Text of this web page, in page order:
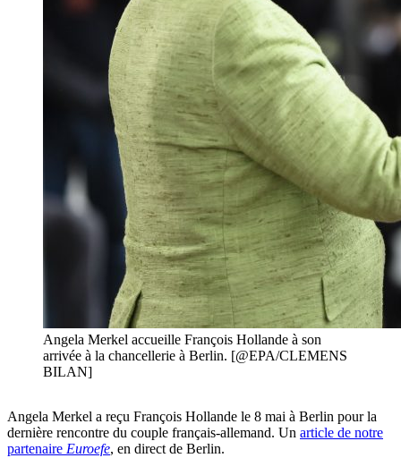
Angela Merkel accueille François Hollande à son
arrivée à la chancellerie à Berlin. [@EPA/CLEMENS
BILAN]
Angela Merkel a reçu François Hollande le 8 mai à Berlin pour la
dernière rencontre du couple français-allemand. Un article de notre
partenaire Euroefe, en direct de Berlin.